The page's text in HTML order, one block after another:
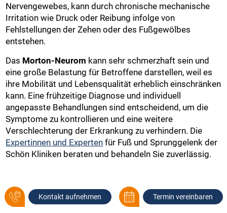
Nervengewebes, kann durch chronische mechanische
Irritation wie Druck oder Reibung infolge von
Fehlstellungen der Zehen oder des Fußgewölbes
entstehen.
Das Morton-Neurom kann sehr schmerzhaft sein und
eine große Belastung für Betroffene darstellen, weil es
ihre Mobilität und Lebensqualität erheblich einschränken
kann. Eine frühzeitige Diagnose und individuell
angepasste Behandlungen sind entscheidend, um die
Symptome zu kontrollieren und eine weitere
Verschlechterung der Erkrankung zu verhindern. Die
Expertinnen und Experten für Fuß und Sprunggelenk der
Schön Kliniken beraten und behandeln Sie zuverlässig.
Kontakt aufnehmen Termin vereinbaren